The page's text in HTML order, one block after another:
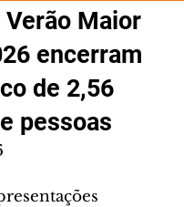
Verão Maior
encerram
de 2,56
pessoas